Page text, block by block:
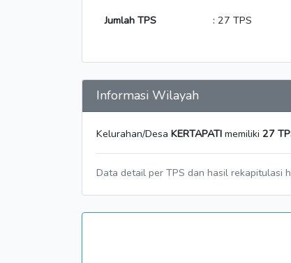
Jumlah TPS : 27 TPS
Informasi Wilayah
Kelurahan/Desa KERTAPATI memiliki 27
Data detail per TPS dan hasil rekapitulasi